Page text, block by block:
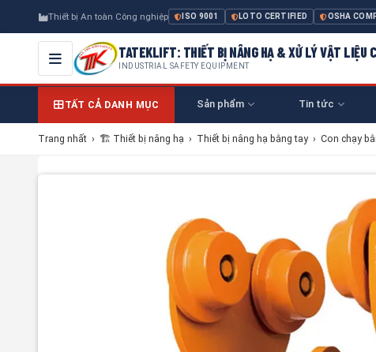
Thiết bị An toàn Công nghiệp ISO 9001 LOTO CERTIFIED OSHA
TATEKLIFT: THIẾT BỊ NÂNG HẠ & XỬ LÝ VẬT LIỆU
INDUSTRIAL SAFETY EQUIPMENT
TẤT CẢ DANH MỤC Sản phẩm Tin tức
Trang nhất › 🏗 Thiết bị nâng hạ › Thiết bị nâng hạ bằng tay › Con chạy